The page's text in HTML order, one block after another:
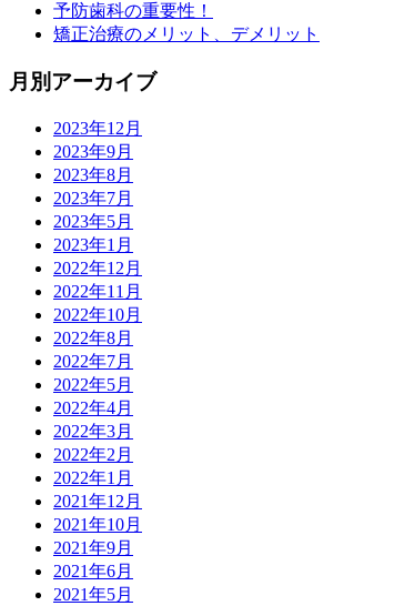
予防歯科の重要性！
矯正治療のメリット、デメリット
月別アーカイブ
2023年12月
2023年9月
2023年8月
2023年7月
2023年5月
2023年1月
2022年12月
2022年11月
2022年10月
2022年8月
2022年7月
2022年5月
2022年4月
2022年3月
2022年2月
2022年1月
2021年12月
2021年10月
2021年9月
2021年6月
2021年5月